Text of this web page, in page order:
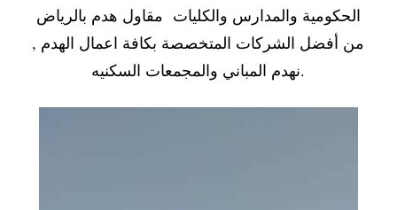
الحكومية والمدارس والكليات مقاول هدم بالرياض
من أفضل الشركات المتخصصة بكافة اعمال الهدم ,
نهدم المباني والمجمعات السكنيه.